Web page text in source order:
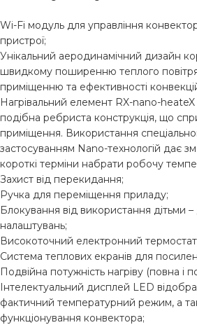
Wi-Fi модуль для управління
пристрої;
Унікальний аеродинамічний дизайн
швидкому поширенню теплого
приміщенню та ефективності
Нагрівальний елемент RX-nano-heateX
подібна ребриста конструкція, що
приміщення. Використання
застосуванням Nano-технологій дає
короткі терміни набрати робочу
Захист від перекидання;
Ручка для переміщення приладу;
Блокування від використання дітьми
налаштувань;
Високоточний електронний
Система теплових екранів для
Подвійна потужність нагріву (повна і
Інтелектуальний дисплей LED
фактичний температурний режим, а
функціонування конвектора;